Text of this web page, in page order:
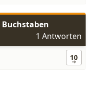
1 Antworten
10